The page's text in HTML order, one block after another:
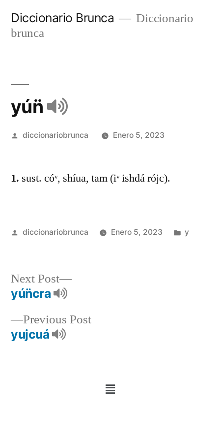
Diccionario Brunca
Diccionario
brunca
yún̈
diccionariobrunca Enero 5, 2023
1. sust. cóᵛ, shíua, tam (iᵛ ishdá rójc).
diccionariobrunca Enero 5, 2023 y
Previous Post
yujcuá
Next Post
yún̈cra